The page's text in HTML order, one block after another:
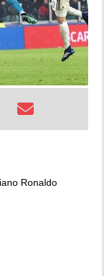
Ronaldo